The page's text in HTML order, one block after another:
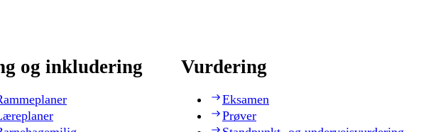
og inkludering Vurdering
Eksamen
Prøver